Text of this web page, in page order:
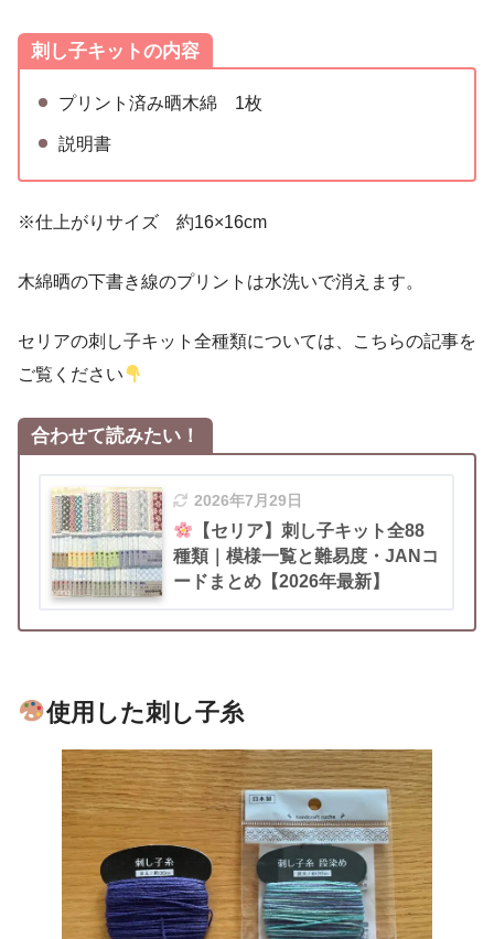
刺し子キットの内容
プリント済み晒木綿 1枚
説明書
※仕上がりサイズ 約16×16cm
木綿晒の下書き線のプリントは水洗いで消えます。
セリアの刺し子キット全種類については、こちらの記事を
ご覧ください
合わせて読みたい！
2026年7月29日
【セリア】刺し子キット全88
種類｜模様一覧と難易度・JANコ
ードまとめ【2026年最新】
使用した刺し子糸